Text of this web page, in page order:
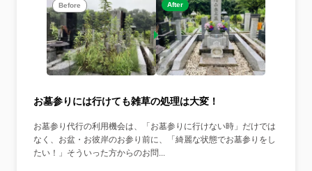
Before After
お墓参りには行けても雑草の処理は大変！
お墓参り代行の利用機会は、「お墓参りに行けない時」だけでは
なく、お盆・お彼岸のお参り前に、「綺麗な状態でお墓参りをし
たい！」そういった方からのお問...